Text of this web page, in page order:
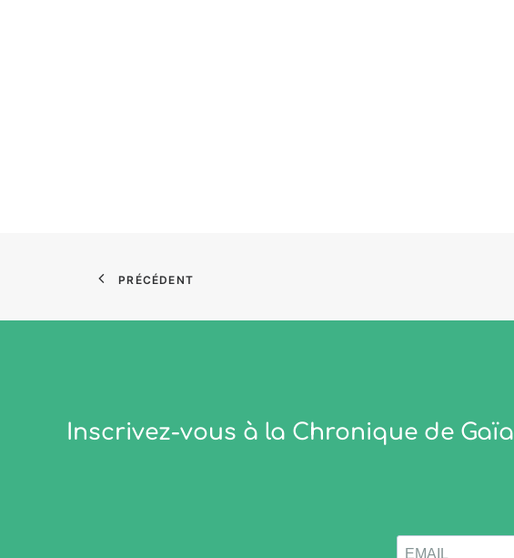
PRÉCÉDENT
Inscrivez-vous à la Chronique de Gaïa